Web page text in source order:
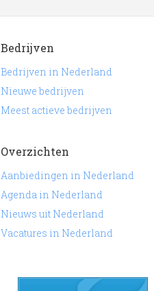
Bedrijven
Bedrijven in Nederland
Nieuwe bedrijven
Meest actieve bedrijven
Overzichten
Aanbiedingen in Nederland
Agenda in Nederland
Nieuws uit Nederland
Vacatures in Nederland